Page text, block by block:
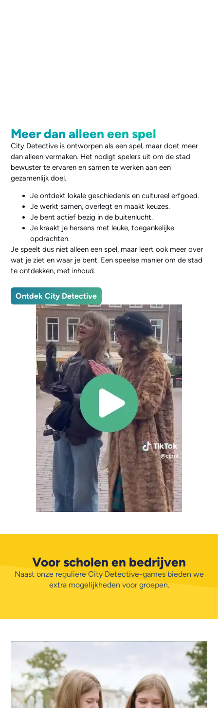
Meer dan alleen een spel
City Detective is ontworpen als een spel, maar doet meer
dan alleen vermaken. Het nodigt spelers uit om de stad
bewuster te ervaren en samen te werken aan een
gezamenlijk doel.
Je ontdekt lokale geschiedenis en cultureel erfgoed.
Je werkt samen, overlegt en maakt keuzes.
Je bent actief bezig in de buitenlucht.
Je kraakt je hersens met leuke, toegankelijke
opdrachten.
Je speelt dus niet alleen een spel, maar leert ook meer over
wat je ziet en waar je bent. Een speelse manier om de stad
te ontdekken, met inhoud.
Ontdek City Detective
Voor scholen en bedrijven
Naast onze reguliere City Detective-games bieden we
extra mogelijkheden voor groepen.